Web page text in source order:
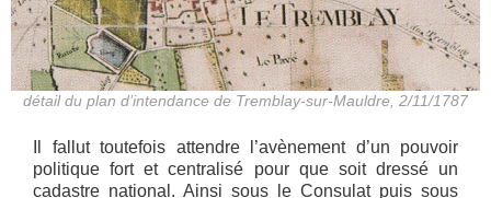
détail du plan d’intendance de Tremblay-sur-Mauldre, 2/11/1787
Il fallut toutefois attendre l’avènement d’un pouvoir
politique fort et centralisé pour que soit dressé un
cadastre national. Ainsi sous le Consulat puis sous